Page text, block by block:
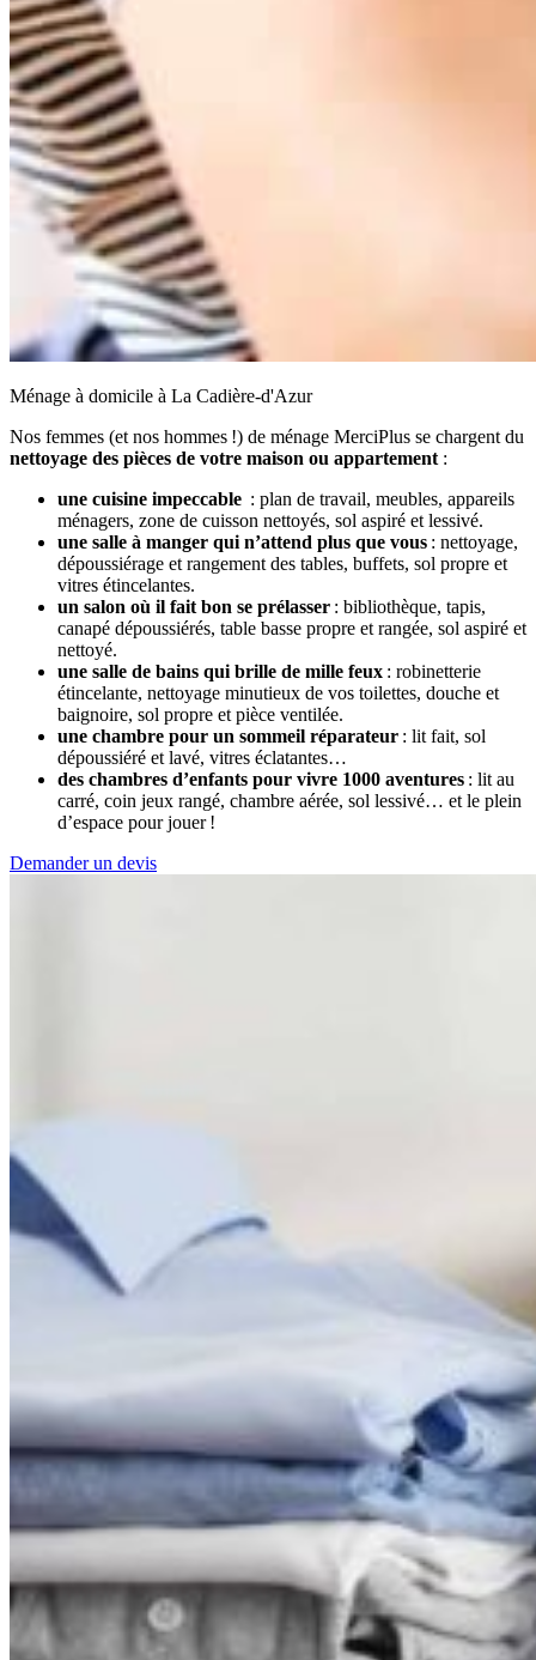
Ménage à domicile à La Cadière-d'Azur
Nos femmes (et nos hommes !) de ménage MerciPlus se chargent du
nettoyage des pièces de votre maison ou appartement :
une cuisine impeccable : plan de travail, meubles, appareils
ménagers, zone de cuisson nettoyés, sol aspiré et lessivé.
une salle à manger qui n’attend plus que vous : nettoyage,
dépoussiérage et rangement des tables, buffets, sol propre et
vitres étincelantes.
un salon où il fait bon se prélasser : bibliothèque, tapis,
canapé dépoussiérés, table basse propre et rangée, sol aspiré et
nettoyé.
une salle de bains qui brille de mille feux : robinetterie
étincelante, nettoyage minutieux de vos toilettes, douche et
baignoire, sol propre et pièce ventilée.
une chambre pour un sommeil réparateur : lit fait, sol
dépoussiéré et lavé, vitres éclatantes…
des chambres d’enfants pour vivre 1000 aventures : lit au
carré, coin jeux rangé, chambre aérée, sol lessivé… et le plein
d’espace pour jouer !
Demander un devis